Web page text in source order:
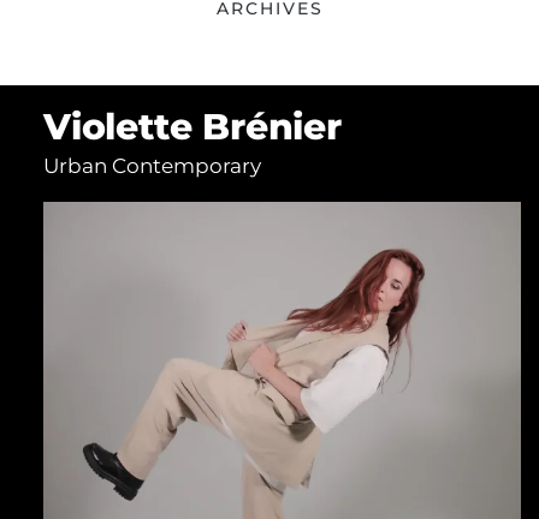
ARCHIVES
Violette Brénier
Urban Contemporary